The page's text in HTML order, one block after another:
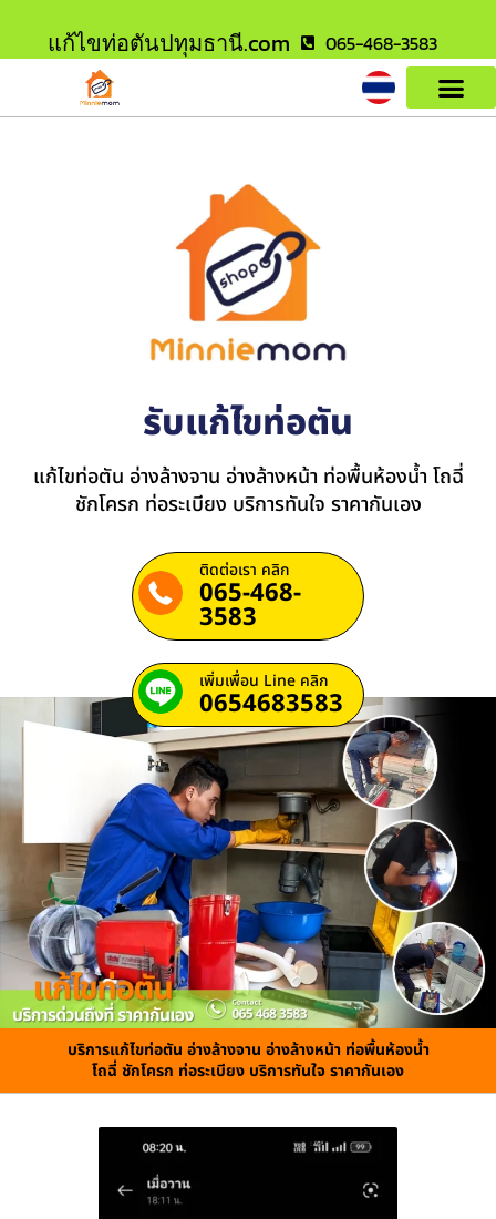
แก้ไขท่อตันปทุมธานี.com 065-468-3583
รับแก้ไขท่อตัน
แก้ไขท่อตัน อ่างล้างจาน อ่างล้างหน้า ท่อพื้นห้องน้ำ โถฉี่
ชักโครก ท่อระเบียง บริการทันใจ ราคากันเอง
ติดต่อเรา คลิก
065-468-
3583
เพิ่มเพื่อน Line คลิก
0654683583
บริการแก้ไขท่อตัน อ่างล้างจาน อ่างล้างหน้า ท่อพื้นห้องน้ำ
โถฉี่ ชักโครก ท่อระเบียง บริการทันใจ ราคากันเอง